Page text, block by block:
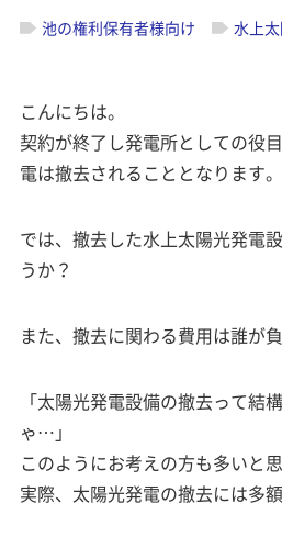
池の権利保有者様向け 水上
こんにちは。
契約が終了し発電所としての役
電は撤去されることとなります。
では、撤去した水上太陽光発電
うか？
また、撤去に関わる費用は誰が
「太陽光発電設備の撤去って結
ゃ…」
このようにお考えの方も多いと思
実際、太陽光発電の撤去には多